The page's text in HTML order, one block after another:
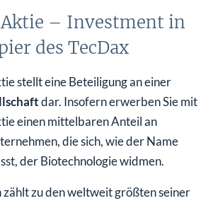
Aktie – Investment in
des TecDax
stellt eine Beteiligung an einer
dar. Insofern erwerben Sie mit
einen mittelbaren Anteil an
die sich, wie der Name
der Biotechnologie widmen.
zählt zu den weltweit größten seiner